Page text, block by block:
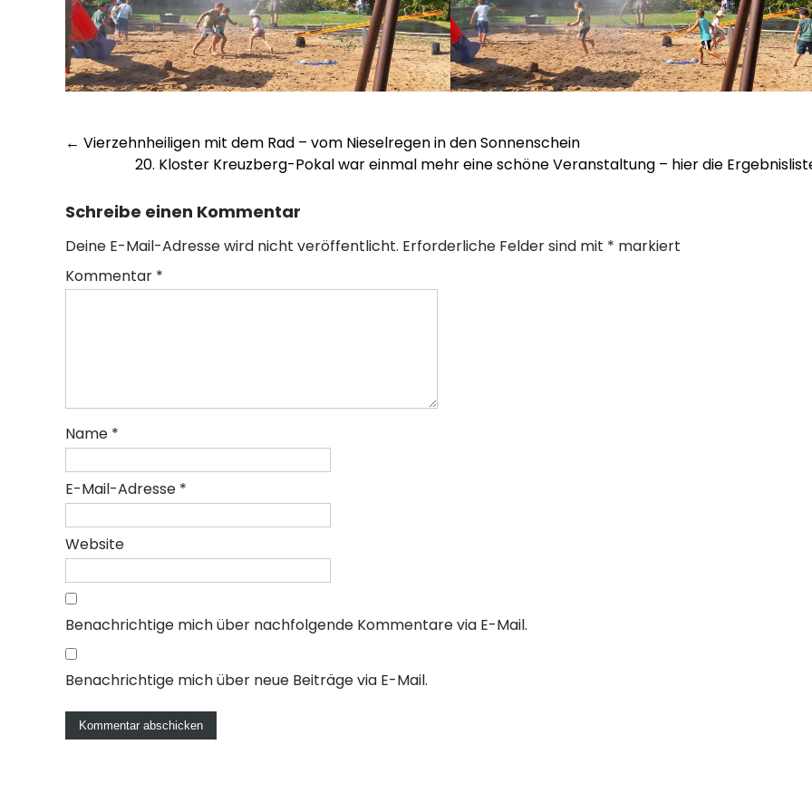
Post
navigation
← Vierzehnheiligen mit dem Rad – vom Nieselregen in den Sonnenschein
20. Kloster Kreuzberg-Pokal war einmal mehr eine schöne Veranstaltung – hier die
Schreibe einen Kommentar
Deine E-Mail-Adresse wird nicht veröffentlicht. Erforderliche Felder sind mit * markiert
Kommentar *
Name *
E-Mail-Adresse *
Website
Benachrichtige mich über nachfolgende Kommentare via E-Mail.
Benachrichtige mich über neue Beiträge via E-Mail.